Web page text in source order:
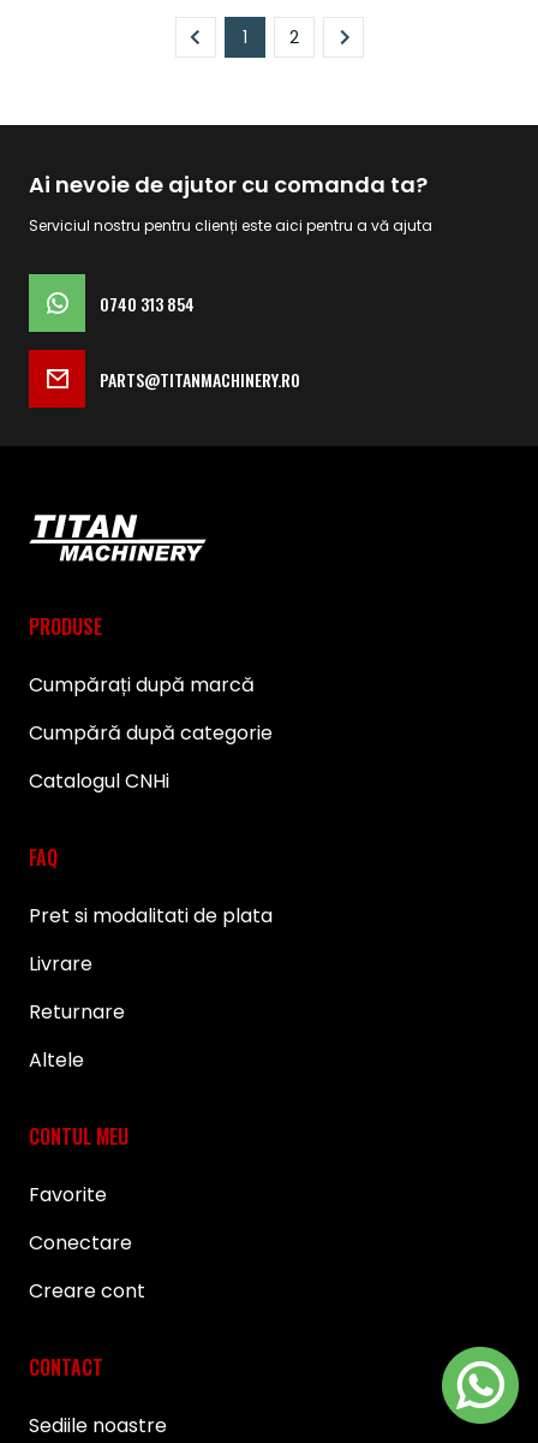
Pagină
În prezent, citiți pagina
1
Pagină
2
Ai nevoie de ajutor cu comanda ta?
Serviciul nostru pentru clienți este aici pentru a vă ajuta
0740 313 854
PARTS@TITANMACHINERY.RO
PRODUSE
Cumpărați după marcă
Cumpără după categorie
Catalogul CNHi
FAQ
Pret si modalitati de plata
Livrare
Returnare
Altele
CONTUL MEU
Favorite
Conectare
Creare cont
CONTACT
Sediile noastre